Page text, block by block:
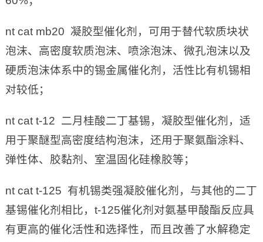
nt cat mb20 凝胶型催化剂，可用于替代软质块状
泡沫、高密度软质泡沫、喷涂泡沫、微孔泡沫以及
硬质泡沫体系中的锡金属催化剂，活性比有机锡相
对较低；
nt cat t-12 二月桂酸二丁基锡，凝胶型催化剂，适
用于聚醚型高密度结构泡沫，还用于聚氨酯涂料、
弹性体、胶黏剂、室温固化硅橡胶等；
nt cat t-125 有机锡类强凝胶催化剂，与其他的二丁
基锡催化剂相比，t-125催化剂对氨基甲酸酯反应具
有更高的催化活性和选择性，而且改善了水解稳定